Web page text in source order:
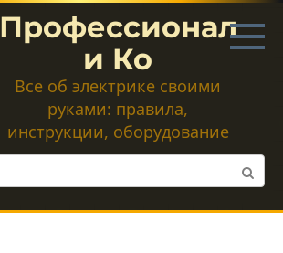
Профессионал
и Ко
Все об электрике своими
руками: правила,
инструкции, оборудование